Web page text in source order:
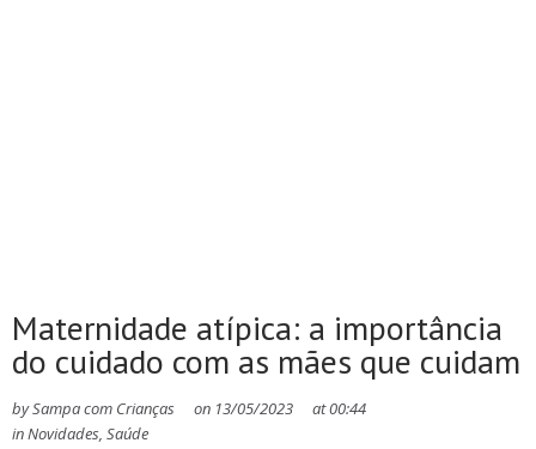
Maternidade atípica: a importância
do cuidado com as mães que cuidam
bySampa com Crianças on 13/05/2023 at00:44
inNovidades, Saúde